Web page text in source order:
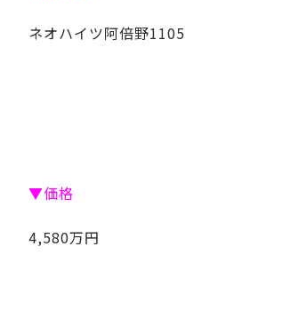
ネオハイツ阿倍野1105
▼価格
4,580万円